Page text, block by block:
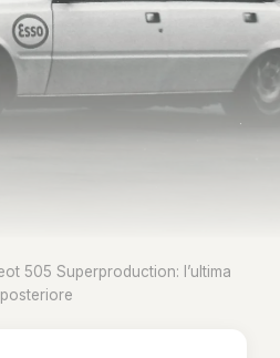
505 Superproduction: l’ultima